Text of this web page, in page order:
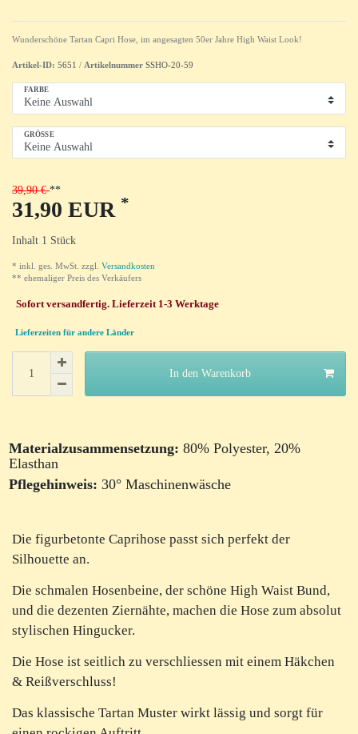
Wunderschöne Tartan Capri Hose, im angesagten 50er Jahre High Waist Look!
Artikel-ID: 5651 / Artikelnummer SSHO-20-59
FARBE
GRÖSSE
39,90 €
31,90 EUR *
Inhalt 1 Stück
* inkl. ges. MwSt. zzgl.
Versandkosten
** ehemaliger Preis des Verkäufers
Sofort versandfertig. Lieferzeit 1-3 Werktage
Lieferzeiten für andere Länder
In den Warenkorb
Materialzusammensetzung: 80% Polyester, 20%
Elasthan
Pflegehinweis: 30° Maschinenwäsche
Die figurbetonte Caprihose passt sich perfekt der
Silhouette an.
Die schmalen Hosenbeine, der schöne High Waist Bund,
und die dezenten Ziernähte, machen die Hose zum absolut
stylischen Hingucker.
Die Hose ist seitlich zu verschliessen mit einem Häkchen
& Reißverschluss!
Das klassische Tartan Muster wirkt lässig und sorgt für